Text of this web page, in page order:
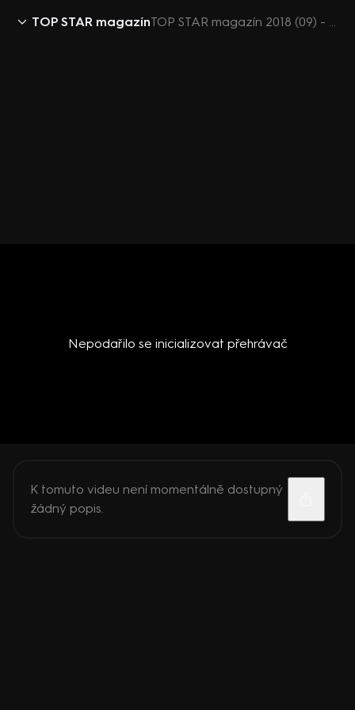
TOP STAR magazín TOP STAR magazín 2018 (09) - Hvězda týdne - Jan Pirk
Nepodařilo se inicializovat přehrávač
K tomuto videu není momentálně dostupný
žádný popis.